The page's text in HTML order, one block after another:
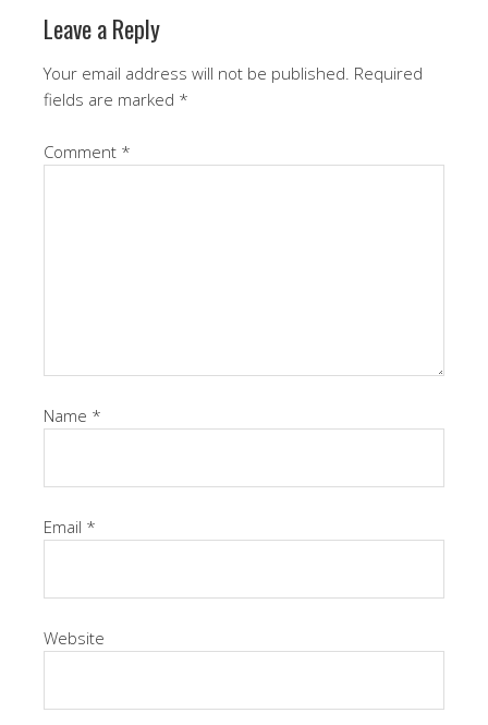
Leave a Reply
Your email address will not be published. Required
fields are marked *
Comment *
Name *
Email *
Website